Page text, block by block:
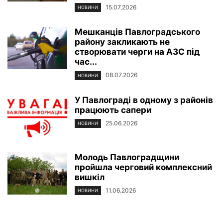
НОВИНИ 15.07.2026
Мешканців Павлоградського
району закликають не
створювати черги на АЗС під
час...
НОВИНИ 08.07.2026
У Павлограді в одному з районів
працюють сапери
НОВИНИ 25.06.2026
Молодь Павлоградщини
пройшла черговий комплексний
вишкіл
НОВИНИ 11.06.2026